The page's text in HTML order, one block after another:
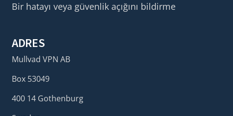
Bir hatayı veya güvenlik açığını bildirme
ADRES
Mullvad VPN AB
Box 53049
400 14 Gothenburg